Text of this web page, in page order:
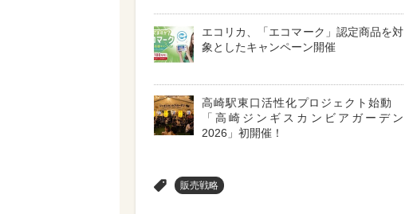
エコリカ、「エコマーク」認定商品を対
象としたキャンペーン開催
高崎駅東口活性化プロジェクト始動
「高崎ジンギスカンビアガーデン
2026」初開催！
販売戦略